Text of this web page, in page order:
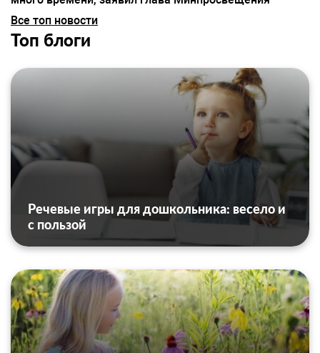
Все топ новости
Топ блоги
Речевые игры для дошкольника: весело и
с пользой